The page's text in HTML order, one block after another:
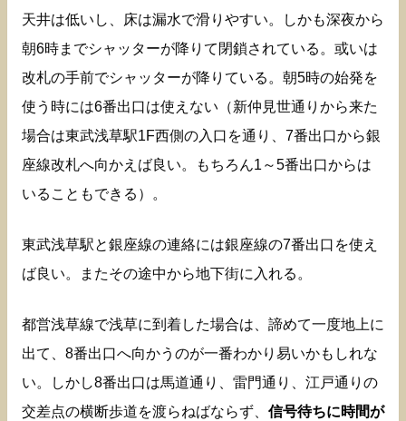
天井は低いし、床は漏水で滑りやすい。しかも深夜から
朝6時までシャッターが降りて閉鎖されている。或いは
改札の手前でシャッターが降りている。朝5時の始発を
使う時には6番出口は使えない（新仲見世通りから来た
場合は東武浅草駅1F西側の入口を通り、7番出口から銀
座線改札へ向かえば良い。もちろん1～5番出口からは
いることもできる）。
東武浅草駅と銀座線の連絡には銀座線の7番出口を使え
ば良い。またその途中から地下街に入れる。
都営浅草線で浅草に到着した場合は、諦めて一度地上に
出て、8番出口へ向かうのが一番わかり易いかもしれな
い。しかし8番出口は馬道通り、雷門通り、江戸通りの
交差点の横断歩道を渡らねばならず、 信号待ちに時間が